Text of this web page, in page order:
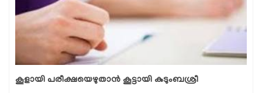
കൂളായി പരീക്ഷയെഴുതാന്‍ കൂട്ടായി കുടുംബശ്രീ